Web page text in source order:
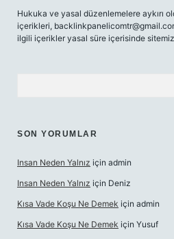
Hukuka ve yasal düzenlemelere aykırı
içerikleri,
ilgili içerikler yasal süre içerisinde
SON YORUMLAR
Insan Neden Yalnız için admin
Insan Neden Yalnız için Deniz
Kısa Vade Koşu Ne Demek için admin
Kısa Vade Koşu Ne Demek için Yusuf